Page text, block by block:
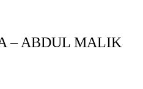
– ABDUL MALIK